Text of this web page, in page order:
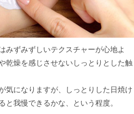
みずみずしいテクスチャーが心地よ
乾燥を感じさせないしっとりとした触
気になりますが、しっとりした日焼け
と我慢できるかな、という程度。